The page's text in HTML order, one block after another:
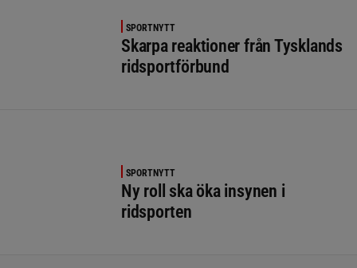
SPORTNYTT
Skarpa reaktioner från Tysklands
ridsportförbund
SPORTNYTT
Ny roll ska öka insynen i
ridsporten